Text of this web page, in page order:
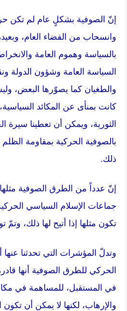
إنّ الصوفية بشكلٍ عام لم تكن
وانسحاب من الفضاء العام،
بالسياسة وهموم العامة
السياسة العامة وشؤون الدولة
والطغيان كما يصوّرها البعض،
كانت بمنأى عن المكائد
الثورية، ويمكن أن تعطينا سيرة
بالصوفية الحركية بمقاومة الظلم
ذلك.
إنّ عدداً من الطرق الصوفية
جماعات الإسلام السياسي
تكون مثلها إذا أتيح لها ذلك،
وتدلّ المؤشرات التي تحدثنا
الحركي للطرق الصوفية أنها
في المستقبل، للمساهمة في
والإرهاب، لكنها لا يمكن أن تكون